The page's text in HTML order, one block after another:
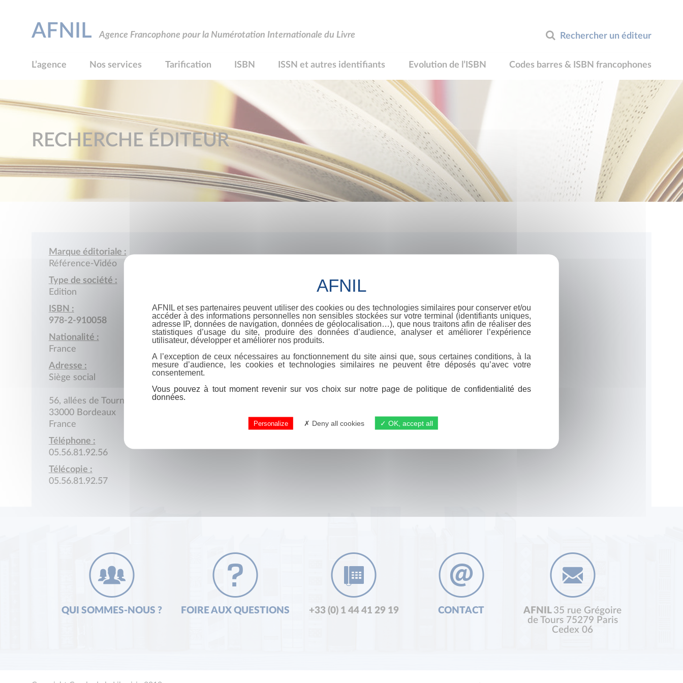
Rechercher un éditeur
AFNIL Agence Francophone pour la Numérotation Internationale du Livre
L’agence Nos services Tarification ISBN ISSN et autres identifiants Evolution de l’ISBN Codes barres & ISBN francophones
RECHERCHE ÉDITEUR
Marque éditoriale :
Référence-Vidéo
Type de société :
Edition
ISBN :
978-2-910058
Nationalité :
France
Adresse :
Siège social
56, allées de Tourny
33000 Bordeaux
France
Téléphone :
05.56.81.92.56
Télécopie :
05.56.81.92.57
QUI SOMMES-NOUS ? FOIRE AUX QUESTIONS +33 (0) 1 44 41 29 19 CONTACT AFNIL 35 rue Grégoire
de Tours 75279 Paris
Cedex 06
AFNIL et ses partenaires peuvent utiliser des cookies ou des technologies similaires pour conserver et/ou
accéder à des informations personnelles non sensibles stockées sur votre terminal (identifiants uniques,
adresse IP, données de navigation, données de géolocalisation…), que nous traitons afin de réaliser des
statistiques d’usage du site, produire des données d’audience, analyser et améliorer l’expérience
utilisateur, développer et améliorer nos produits.
A l’exception de ceux nécessaires au fonctionnement du site ainsi que, sous certaines conditions, à la
mesure d’audience, les cookies et technologies similaires ne peuvent être déposés qu’avec votre
consentement.
Vous pouvez à tout moment revenir sur vos choix sur notre page de politique de confidentialité des
données.
Personalize Deny all cookies OK, accept all